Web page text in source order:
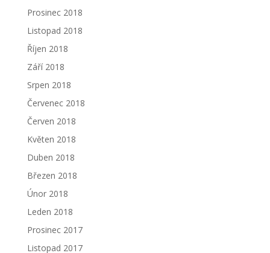
Prosinec 2018
Listopad 2018
Říjen 2018
Září 2018
Srpen 2018
Červenec 2018
Červen 2018
Květen 2018
Duben 2018
Březen 2018
Únor 2018
Leden 2018
Prosinec 2017
Listopad 2017